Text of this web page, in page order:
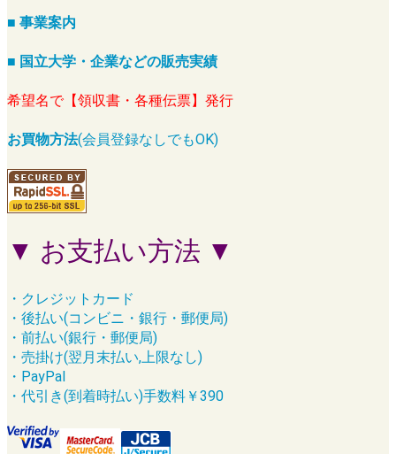
■ 事業案内
■ 国立大学・企業などの販売実績
希望名で【領収書・各種伝票】発行
お買物方法(会員登録なしでもOK)
▼ お支払い方法 ▼
・クレジットカード
・後払い(コンビニ・銀行・郵便局)
・前払い(銀行・郵便局)
・売掛け(翌月末払い,上限なし)
・PayPal
・代引き(到着時払い)手数料￥390